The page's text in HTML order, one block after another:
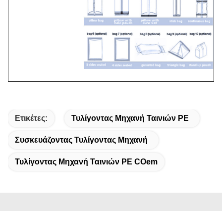
Ετικέτες: Τυλίγοντας Μηχανή Ταινιών PE
Συσκευάζοντας Τυλίγοντας Μηχανή
Τυλίγοντας Μηχανή Ταινιών PE COem